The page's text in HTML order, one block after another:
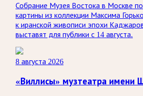
Собрание Музея Востока в Москве
картины из коллекции Максима
к иранской живописи эпохи
выставят для публики с 14 августа.
8 августа 2026
«Виллисы» музтеатра имени